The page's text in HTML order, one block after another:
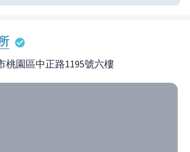
桃園區中正路1195號六樓